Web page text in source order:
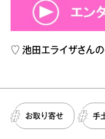
♡ 池田エライザさんの
お取り寄せ 手